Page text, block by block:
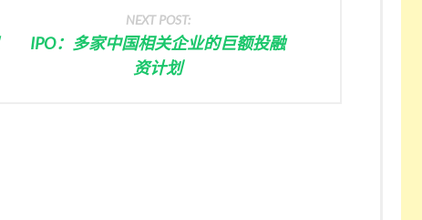
NEXT POST:
IPO：多家中国相关企业的巨额投融
资计划